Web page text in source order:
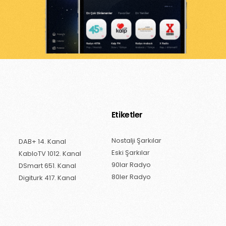
DAB+ 14. Kanal
KabloTV 1012. Kanal
DSmart 651. Kanal
Digiturk 417. Kanal
Etiketler
Nostalji Şarkılar
Eski Şarkılar
90lar Radyo
80ler Radyo